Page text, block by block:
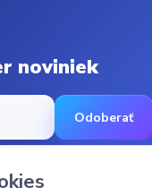
noviniek
Odoberať